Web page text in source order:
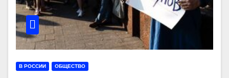
В РОССИИ ОБЩЕСТВО